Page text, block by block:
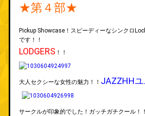
★第４部★
Pickup Showcase！スピーディーなシンクロ
です！！
LODGERS ！！
大人セクシーな女性の魅力！！ JAZZHHユ
サークルが印象的でした！ガッチガチクール！！